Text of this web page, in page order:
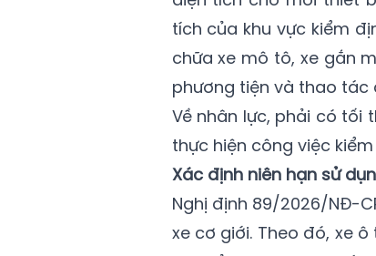
tích của khu vực kiểm
chữa xe mô tô, xe gắn
phương tiện và thao tác
Về nhân lực, phải có tối
thực hiện công việc
Xác định niên hạn sử
Nghị định 89/2026/NĐ-
xe cơ giới. Theo đó, xe